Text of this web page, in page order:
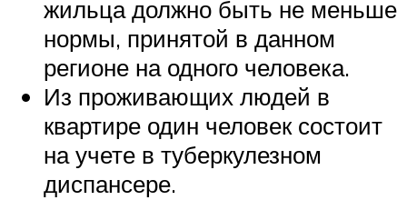
жильца должно быть не меньше
нормы, принятой в данном
регионе на одного человека.
Из проживающих людей в
квартире один человек состоит
на учете в туберкулезном
диспансере.